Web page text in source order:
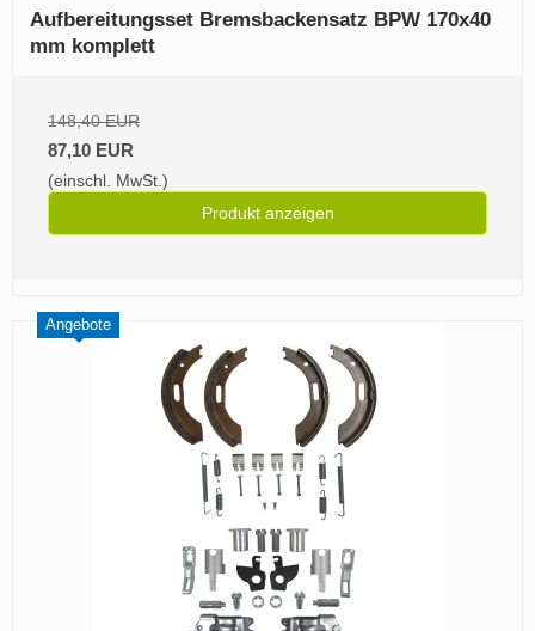
Aufbereitungsset Bremsbackensatz BPW 170x40
mm komplett
148,40 EUR
87,10 EUR
(einschl. MwSt.)
Produkt anzeigen
Angebote